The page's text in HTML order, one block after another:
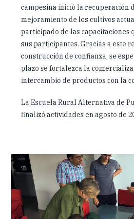
campesina inició la recuperación
mejoramiento de los cultivos
participado de las capacitaciones
sus participantes. Gracias a este
construcción de confianza, se
plazo se fortalezca la
intercambio de productos con la
La Escuela Rural Alternativa de
finalizó actividades en agosto de
Slideshow
Slides